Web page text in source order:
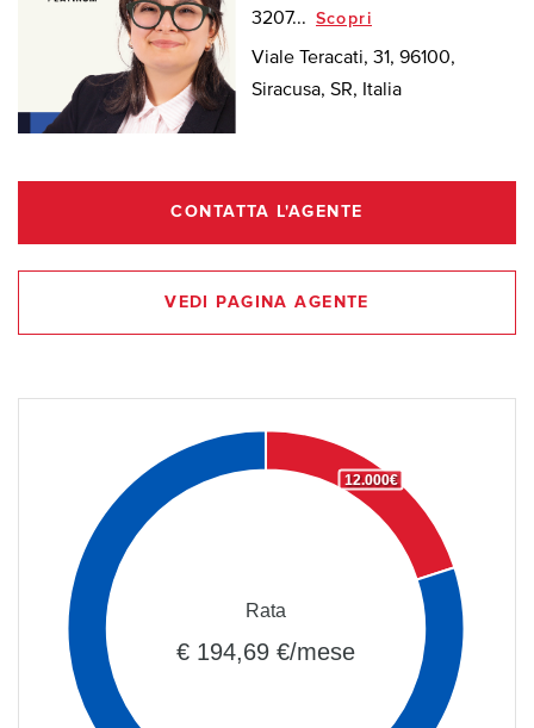
3207... Scopri
Viale Teracati, 31, 96100,
Siracusa, SR, Italia
CONTATTA L'AGENTE
VEDI PAGINA AGENTE
12.000€
Rata
€ 194,69 €/mese